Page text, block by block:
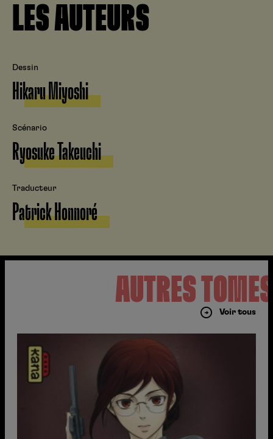
LES AUTEURS
Dessin
Hikaru Miyoshi
Scénario
Ryosuke Takeuchi
Traducteur
Patrick Honnoré
AUTRES
Voir tous